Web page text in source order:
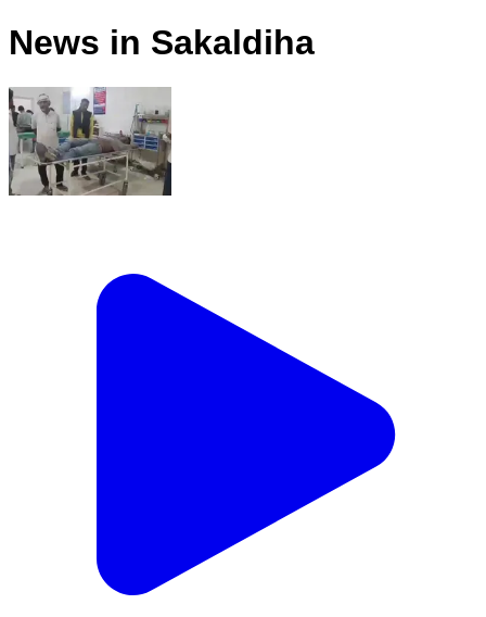
News in Sakaldiha